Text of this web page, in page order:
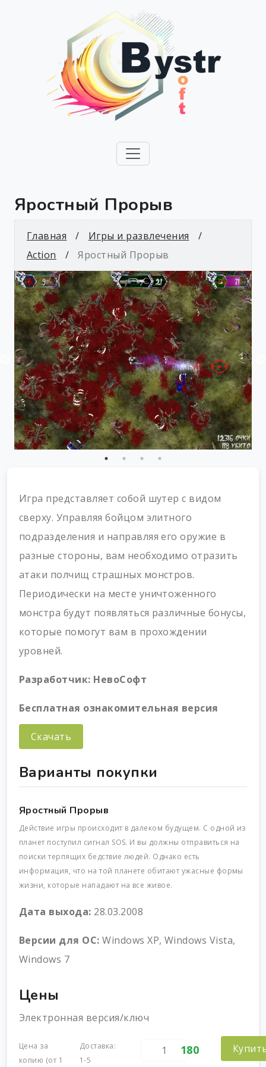
Яростный Прорыв
Главная
Игры и развлечения
Action
Яростный Прорыв
Игра представляет собой шутер с видом
сверху. Управляя бойцом элитного
подразделения и направляя его оружие в
разные стороны, вам необходимо отразить
атаки полчищ страшных монстров.
Периодически на месте уничтоженного
монстра будут появляться различные бонусы,
которые помогут вам в прохождении
уровней.
Разработчик: НевоСофт
Бесплатная ознакомительная версия
Скачать
Варианты покупки
Яростный Прорыв
Действие игры происходит в далеком будущем. С одной из
планет поступил сигнал SOS. И вы должны отправиться на
поиски терпящих бедствие людей. Однако есть
информация, что на той планете обитают ужасные формы
жизни, которые нападают на все живое.
Дата выхода: 28.03.2008
Версии для ОС: Windows XP, Windows Vista,
Windows 7
Цены
Электронная версия/ключ
Цена за
копию (от 1
Доставка:
1-5
180